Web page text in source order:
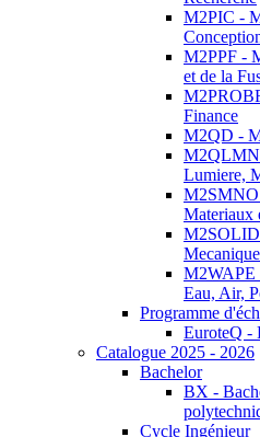
M2PIC -
M2PPF -
et de la
Finance
M2QD -
M2QLMN
Lumiere,
M2SMNO
Materiaux
M2WAPE
Eau, Air,
Programme
EuroteQ -
Catalogue 2025 - 2026
Bachelor
BX -
Cycle Ingénieur